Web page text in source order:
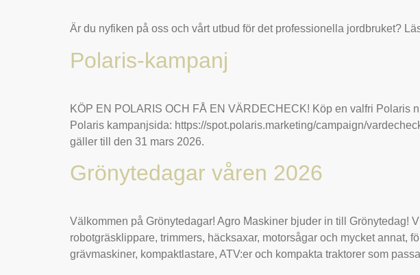
Är du nyfiken på oss och vårt utbud för det professionella jordbruket?
Polaris-kampanj
KÖP EN POLARIS OCH FÅ EN VÄRDECHECK! Köp en valfri Polaris
Polaris kampanjsida: https://spot.polaris.marketing/campaign/
gäller till den 31 mars 2026.
Grönytedagar våren 2026
Välkommen på Grönytedagar! Agro Maskiner bjuder in till Grönytedag!
robotgräsklippare, trimmers, häcksaxar, motorsågar och mycket annat,
grävmaskiner, kompaktlastare, ATV:er och kompakta traktorer som